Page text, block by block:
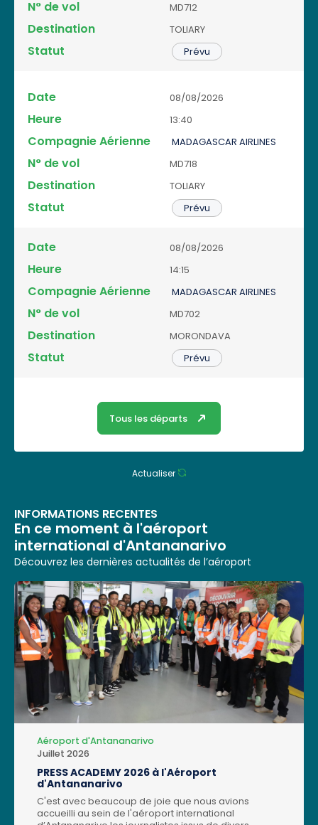
Actualiser
MD712
TOLIARY
Prévu
08/08/2026
13:40
MADAGASCAR AIRLINES
MD718
TOLIARY
Prévu
08/08/2026
14:15
MADAGASCAR AIRLINES
MD702
MORONDAVA
Prévu
Tous les départs
INFORMATIONS RECENTES
En ce moment à l'aéroport
international d'Antananarivo
Découvrez les dernières actualités de l’aéroport
Aéroport d'Antananarivo
Juillet 2026
PRESS ACADEMY 2026 à l'Aéroport
d'Antananarivo
C'est avec beaucoup de joie que nous avions
accueilli au sein de l'aéroport international